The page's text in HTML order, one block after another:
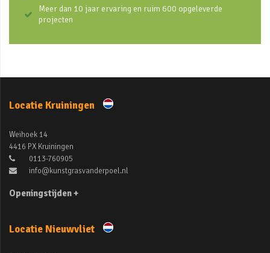
Meer dan 10 jaar ervaring en ruim 600 opgeleverde
projecten
Locatie Kruiningen
Weihoek 14
4416 PX Kruiningen
0113-760905
info@kunstgrasvanderpoel.nl
Openingstijden +
Locatie Nieuwvliet